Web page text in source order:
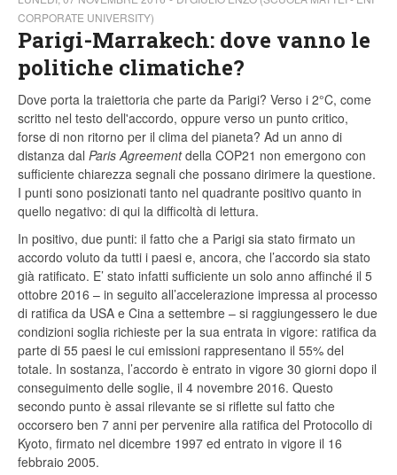
CORPORATE UNIVERSITY)
Parigi-Marrakech: dove vanno le
politiche climatiche?
Dove porta la traiettoria che parte da Parigi? Verso i 2°C, come
scritto nel testo dell'accordo, oppure verso un punto critico,
forse di non ritorno per il clima del pianeta? Ad un anno di
distanza dal Paris Agreementdella COP21 non emergono con
sufficiente chiarezza segnali che possano dirimere la questione.
I punti sono posizionati tanto nel quadrante positivo quanto in
quello negativo: di qui la difficoltà di lettura.
In positivo, due punti: il fatto che a Parigi sia stato firmato un
accordo voluto da tutti i paesi e, ancora, che l’accordo sia stato
già ratificato. E’ stato infatti sufficiente un solo anno affinché il 5
ottobre 2016 – in seguito all’accelerazione impressa al processo
di ratifica da USA e Cina a settembre – si raggiungessero le due
condizioni soglia richieste per la sua entrata in vigore: ratifica da
parte di 55 paesi le cui emissioni rappresentano il 55% del
totale. In sostanza, l’accordo è entrato in vigore 30 giorni dopo il
conseguimento delle soglie, il 4 novembre 2016. Questo
secondo punto è assai rilevante se si riflette sul fatto che
occorsero ben 7 anni per pervenire alla ratifica del Protocollo di
Kyoto, firmato nel dicembre 1997 ed entrato in vigore il 16
febbraio 2005.